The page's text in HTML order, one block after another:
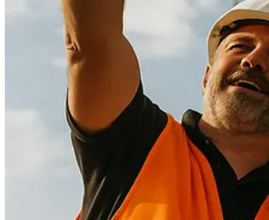
Preventivi
Dal computo al preventivo pronto
Gestione commessa
Margini, costi e ore per commessa
Procurement
Fornitori e ordini in un solo hub
Sicurezza
Verifica documentale automatica per i tuoi cantieri